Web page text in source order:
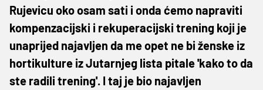
Rujevicu oko osam sati i onda ćemo napraviti
kompenzacijski i rekuperacijski trening koji je
unaprijed najavljen da me opet ne bi ženske iz
hortikulture iz Jutarnjeg lista pitale 'kako to da
ste radili trening'. I taj je bio najavljen